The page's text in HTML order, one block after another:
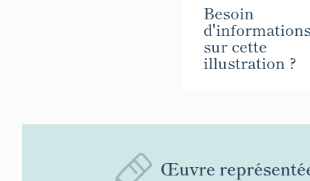
Besoin
sur cette
illustration ?
Œuvre